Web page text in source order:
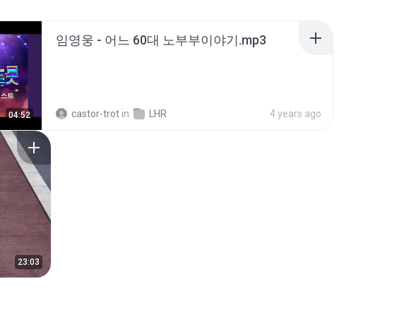
04:52
임영웅 - 어느 60대 노부부이야기.mp3
castor-trot in LHR 4 years ago
23:03